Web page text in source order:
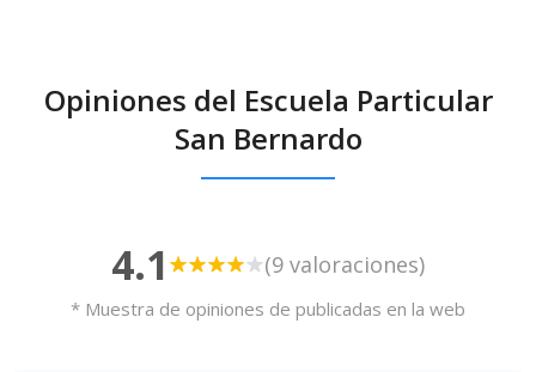
Opiniones del Escuela Particular
San Bernardo
4.1 (9 valoraciones)
* Muestra de opiniones de publicadas en la web